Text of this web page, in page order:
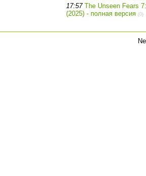
17:57 The Unseen Fears
(2025) - полная версия (0)